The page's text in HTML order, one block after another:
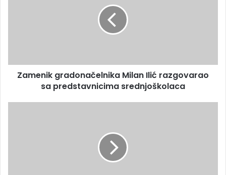
Zamenik gradonačelnika Milan Ilić razgovarao
sa predstavnicima srednjoškolaca